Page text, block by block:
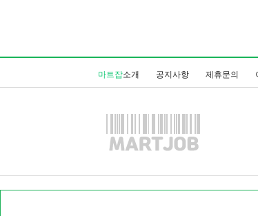
마트잡소개 공지사항 제휴문의